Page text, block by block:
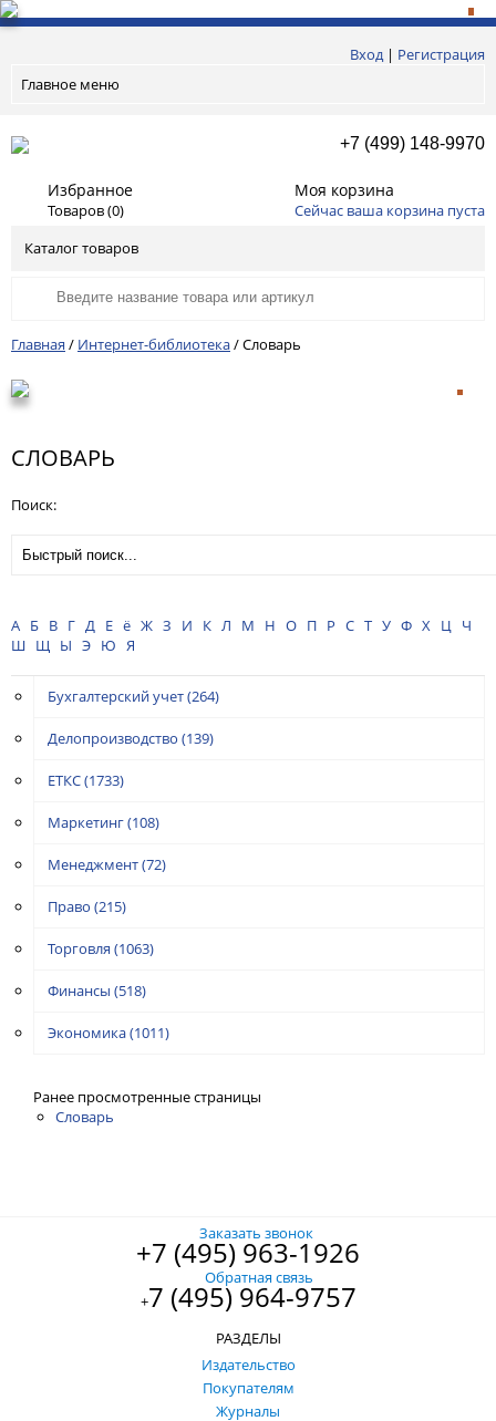
Вход| Регистрация
Главное меню
+7 (499) 148-9970
Избранное
Товаров (0)
Моя корзина
Сейчас ваша корзина пуста
Каталог товаров
Главная / Интернет-библиотека/Словарь
СЛОВАРЬ
Поиск:
А Б В Г Д Е ё Ж З И К Л М Н О П Р С Т У Ф Х Ц
Ч
Ш Щ Ы Э Ю Я
Бухгалтерский учет(264)
Делопроизводство (139)
ЕТКС(1733)
Маркетинг(108)
Менеджмент(72)
Право (215)
Торговля (1063)
Финансы (518)
Экономика(1011)
Ранее просмотренные страницы
Словарь
Заказать звонок
+7 (495) 963-1926
Обратная связь
+7 (495) 964-9757
РАЗДЕЛЫ
Издательство
Покупателям
Журналы